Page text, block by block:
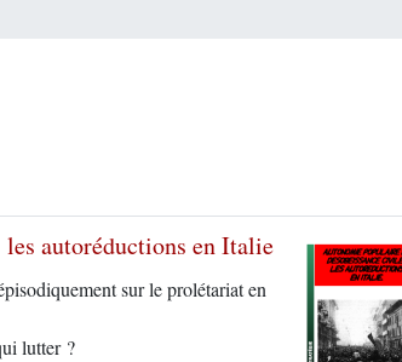
autoréductions en Italie
sur le prolétariat en
lutter ?